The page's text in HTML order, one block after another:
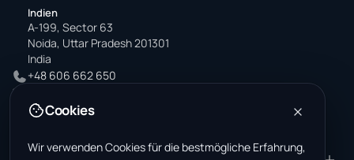
Indien
A-199, Sector 63
Noida, Uttar Pradesh 201301
India
+48 606 662 650
office@wastemarkt.com
Cookies
Wir verwenden Cookies für die bestmögliche Erfahrung,